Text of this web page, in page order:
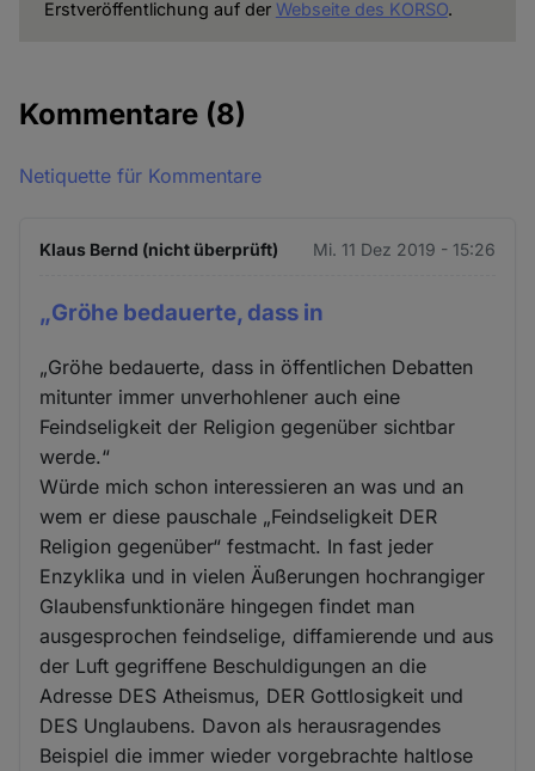
Erstveröffentlichung auf der Webseite des KORSO.
Kommentare (8)
Netiquette für Kommentare
Klaus Bernd (nicht überprüft) Mi. 11 Dez 2019 - 15:26
„Gröhe bedauerte, dass in
„Gröhe bedauerte, dass in öffentlichen Debatten
mitunter immer unverhohlener auch eine
Feindseligkeit der Religion gegenüber sichtbar
werde.“
Würde mich schon interessieren an was und an
wem er diese pauschale „Feindseligkeit DER
Religion gegenüber“ festmacht. In fast jeder
Enzyklika und in vielen Äußerungen hochrangiger
Glaubensfunktionäre hingegen findet man
ausgesprochen feindselige, diffamierende und aus
der Luft gegriffene Beschuldigungen an die
Adresse DES Atheismus, DER Gottlosigkeit und
DES Unglaubens. Davon als herausragendes
Beispiel die immer wieder vorgebrachte haltlose